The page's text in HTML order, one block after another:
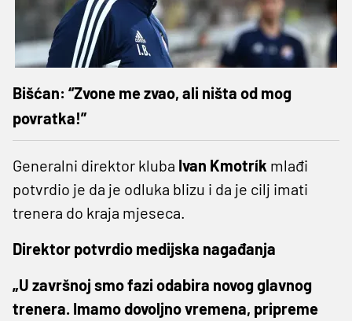
Bišćan: “Zvone me zvao, ali ništa od mog
povratka!”
Generalni direktor kluba Ivan Kmotrík mlađi
potvrdio je da je odluka blizu i da je cilj imati
trenera do kraja mjeseca.
Direktor potvrdio medijska nagađanja
„U završnoj smo fazi odabira novog glavnog
trenera. Imamo dovoljno vremena, pripreme